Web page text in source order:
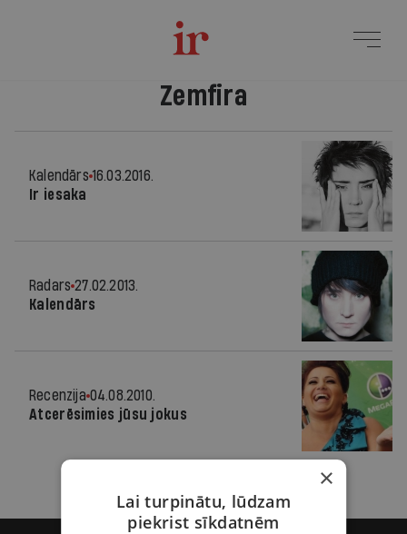
Zemfira
Kalendārs 16.03.2016.
Ir iesaka
Radars 27.02.2013.
Kalendārs
Recenzija 04.08.2010.
Atcerēsimies jūsu jokus
×
Lai turpinātu, lūdzam
piekrist sīkdatnēm